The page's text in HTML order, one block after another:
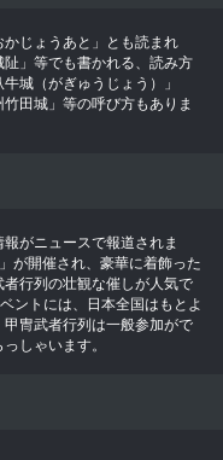
じょうあと」とも読まれ
」等でも書かれる、読み方
城（がぎゅうじょう）」
田城」等の呼び方もありま
がニュースで報道されま
が開催され、豪華に着飾った
行列の壮観な催しが人気で
ントには、日本全国はもとよ
冑武者行列は一般参加がで
しゃいます。